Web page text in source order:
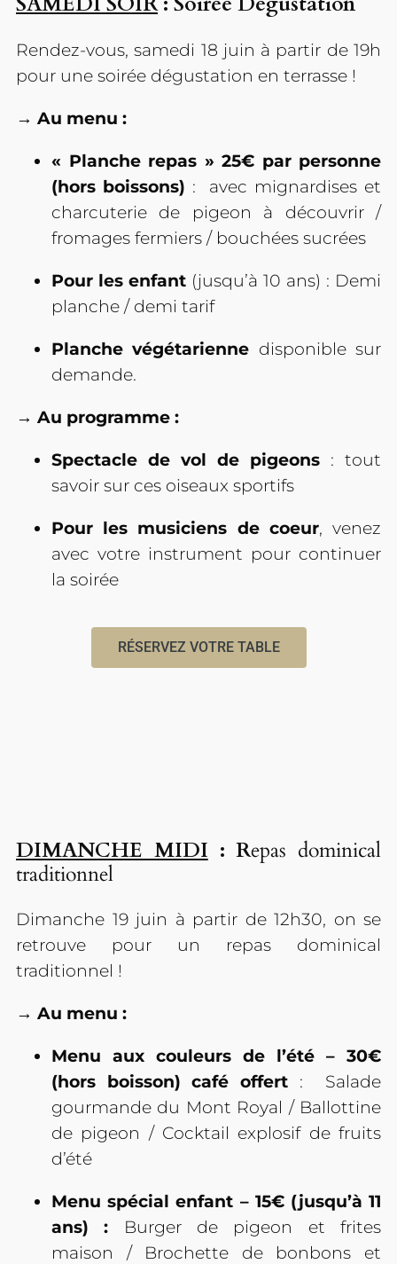
Rendez-vous, samedi 18 juin à partir de 19h
pour une soirée dégustation en terrasse !
→ Au menu :
« Planche repas » 25€ par personne
(hors boissons) : avec mignardises et
charcuterie de pigeon à découvrir /
fromages fermiers / bouchées sucrées
Pour les enfant (jusqu’à 10 ans) : Demi
planche / demi tarif
Planche végétarienne disponible sur
demande.
→ Au programme :
Spectacle de vol de pigeons : tout
savoir sur ces oiseaux sportifs
Pour les musiciens de coeur, venez
avec votre instrument pour continuer
la soirée
RÉSERVEZ VOTRE TABLE
DIMANCHE MIDI : Repas dominical
traditionnel
Dimanche 19 juin à partir de 12h30, on se
retrouve pour un repas dominical
traditionnel !
→ Au menu :
Menu aux couleurs de l’été – 30€
(hors boisson) café offert : Salade
gourmande du Mont Royal / Ballottine
de pigeon / Cocktail explosif de fruits
d’été
Menu spécial enfant – 15€ (jusqu’à 11
ans) :
Burger de pigeon et frites
maison / Brochette de bonbons et